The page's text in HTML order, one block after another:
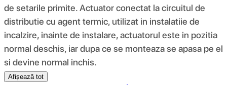
de setarile primite. Actuator conectat la circuitul de
distributie cu agent termic, utilizat in instalatiie de
incalzire, inainte de instalare, actuatorul este in pozitia
normal deschis, iar dupa ce se monteaza se apasa pe el
si devine normal inchis.
Afișează tot